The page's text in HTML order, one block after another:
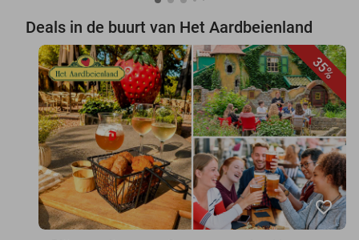
Deals in de buurt van Het Aardbeienland
35%
favorite_border